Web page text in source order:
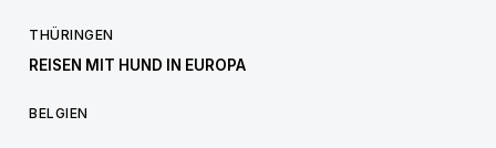
THÜRINGEN
REISEN MIT HUND IN EUROPA
BELGIEN